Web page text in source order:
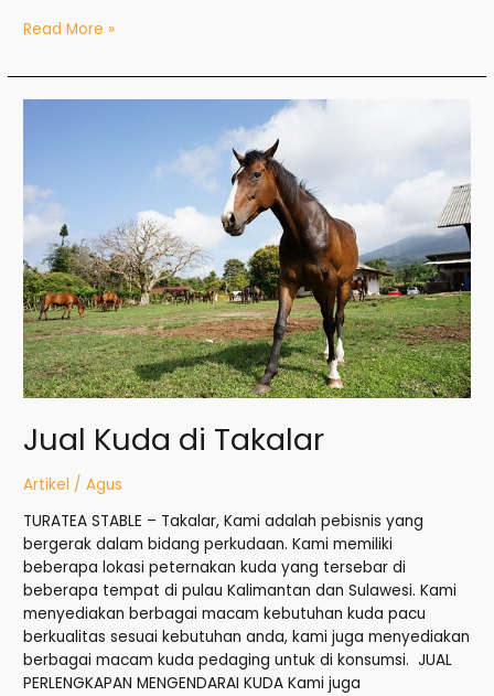
Read More »
Jual Kuda di Takalar
Artikel /Agus
TURATEA STABLE – Takalar, Kami adalah pebisnis yang
bergerak dalam bidang perkudaan. Kami memiliki
beberapa lokasi peternakan kuda yang tersebar di
beberapa tempat di pulau Kalimantan dan Sulawesi. Kami
menyediakan berbagai macam kebutuhan kuda pacu
berkualitas sesuai kebutuhan anda, kami juga menyediakan
berbagai macam kuda pedaging untuk di konsumsi. JUAL
PERLENGKAPAN MENGENDARAI KUDA Kami juga
Takalar